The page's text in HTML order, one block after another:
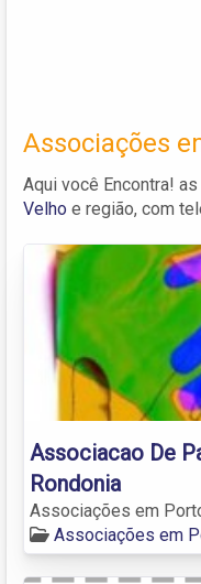
Associações
Aqui você Encontra!
Velho e região, com
Associacao De
Rondonia
Associações em
Associações em